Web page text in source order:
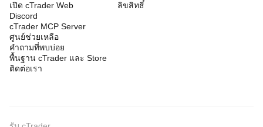
เปิด cTrader Web
Discord
cTrader MCP Server
ศูนย์ช่วยเหลือ
คำถามที่พบบ่อย
พื้นฐาน cTrader และ Store
ติดต่อเรา
ลิขสิทธิ์